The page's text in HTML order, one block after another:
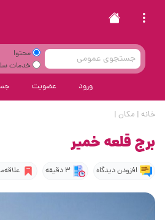
محتوا
خدمات
ورود عضویت
خانه | مکان |
برج قلعه خمیر
افزودن دیدگاه 3 دقیقه